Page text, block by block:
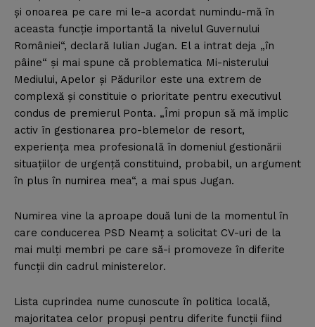
şi onoarea pe care mi le-a acordat numindu-mă în
aceasta funcţie importantă la nivelul Guvernului
României“, declară Iulian Jugan. El a intrat deja „în
pâine“ şi mai spune că problematica Mi-nisterului
Mediului, Apelor şi Pădurilor este una extrem de
complexă şi constituie o prioritate pentru executivul
condus de premierul Ponta. „Îmi propun să mă implic
activ în gestionarea pro-blemelor de resort,
experienţa mea profesională în domeniul gestionării
situaţiilor de urgenţă constituind, probabil, un argument
în plus în numirea mea“, a mai spus Jugan.
Numirea vine la aproape două luni de la momentul în
care conducerea PSD Neamţ a solicitat CV-uri de la
mai mulţi membri pe care să-i promoveze în diferite
funcţii din cadrul ministerelor.
Lista cuprindea nume cunoscute în politica locală,
majoritatea celor propuşi pentru diferite funcţii fiind